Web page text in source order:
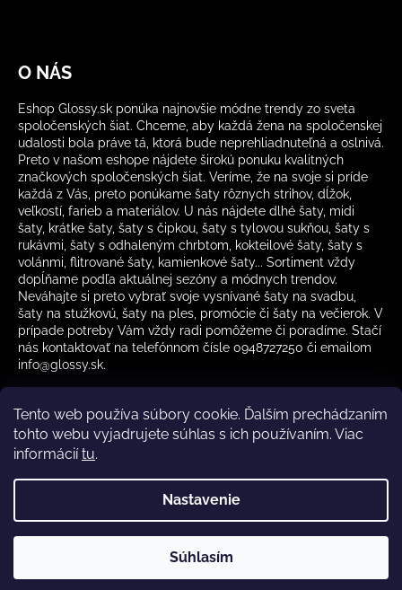
Tento web používa súbory cookie. Ďalším prechádzaním
tohto webu vyjadrujete súhlas s ich používaním. Viac
informáciítu.
Nastavenie
Súhlasím
O NÁS
Eshop Glossy.sk ponúka najnovšie módne trendy zo sveta
spoločenských šiat. Chceme, aby každá žena na spoločenskej
udalosti bola práve tá, ktorá bude neprehliadnuteľná a oslnivá.
Preto v našom eshope nájdete širokú ponuku kvalitných
značkových spoločenských šiat. Veríme, že na svoje si príde
každá z Vás, preto ponúkame šaty rôznych strihov, dĺžok,
veľkostí, farieb a materiálov. U nás nájdete dlhé šaty, midi
šaty, krátke šaty, šaty s čipkou, šaty s tylovou sukňou, šaty s
rukávmi, šaty s odhaleným chrbtom, kokteilové šaty, šaty s
volánmi, flitrované šaty, kamienkové šaty... Sortiment vždy
dopĺňame podľa aktuálnej sezóny a módnych trendov.
Neváhajte si preto vybrať svoje vysnívané šaty na svadbu,
šaty na stužkovú, šaty na ples, promócie či šaty na večierok. V
prípade potreby Vám vždy radi pomôžeme či poradíme. Stačí
nás kontaktovať na telefónnom čísle 0948727250 či emailom
info@glossy.sk.
Kamenná predajňa otváracia doba CZ
Glossy.sk. Všetky práva vyhradené.